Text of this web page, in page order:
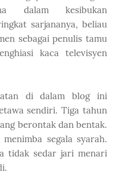
dalam kesibukan
sarjananya, beliau
sebagai penulis tamu
kaca televisyen
di dalam blog ini
sendiri. Tiga tahun
berontak dan bentak.
segala syarah.
tidak sedar jari menari